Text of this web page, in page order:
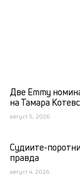
Две Emmy
на Тамара
август 5, 2026
Судиите-
правда
август 4, 2026